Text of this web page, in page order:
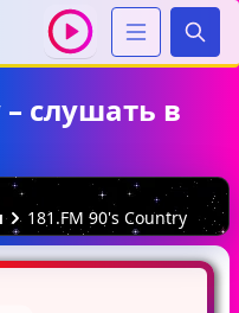
слушать в
181.FM 90's Country